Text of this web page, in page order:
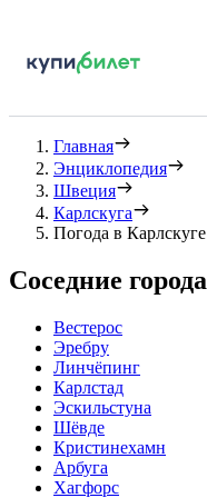
Главная
Энциклопедия
Швеция
Карлскуга
Погода в Карлскуге
Соседние города
Вестерос
Эребру
Линчёпинг
Карлстад
Эскильстуна
Шёвде
Кристинехамн
Арбуга
Хагфорс